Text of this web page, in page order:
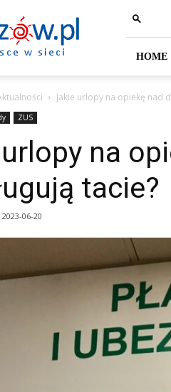
HOME
Jakie urlopy na opiekę nad
ZUS
na
tacie?
2023-06-20